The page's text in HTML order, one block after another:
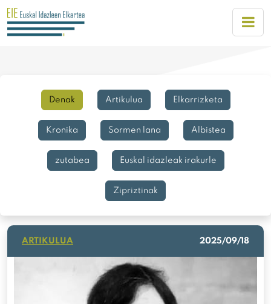
Denak Artikulua Elkarrizketa
Kronika Sormen lana Albistea
zutabea Euskal idazleak irakurle
Zipriztinak
ARTIKULUA 2025/09/18